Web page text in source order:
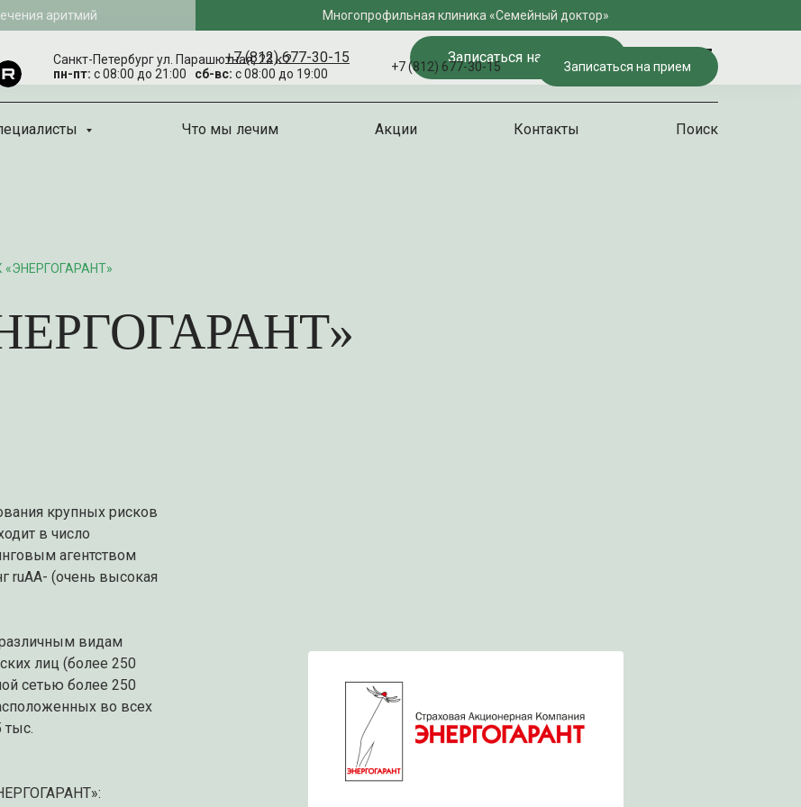
аритмий Многопрофильная клиника «Семейный доктор»
+7 (812) 677-30-15 Записаться на прием
Санкт-Петербург ул. Парашютная, 23 к 2
пн-пт: с 08:00 до 21:00 сб-вс: с 08:00 до 19:00
+7 (812) 677-30-15 Записаться на прием
Что мы лечим Акции Контакты Поиск
«ЭНЕРГОГАРАНТ»
крупных рисков
в число
агентством
ruAА- (очень высокая
видам
лиц (более 250
сетью более 250
во всех
тыс.